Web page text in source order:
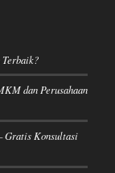
dan Perusahaan
Gratis Konsultasi